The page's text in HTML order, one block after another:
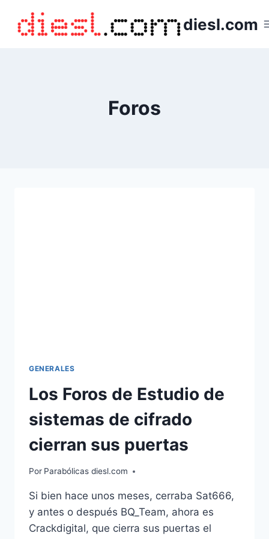
contenido
diesl.com
Foros
GENERALES
Los Foros de Estudio de
sistemas de cifrado
cierran sus puertas
Por Parabólicas diesl.com
Si bien hace unos meses, cerraba Sat666,
y antes o después BQ_Team, ahora es
Crackdigital, que cierra sus puertas el